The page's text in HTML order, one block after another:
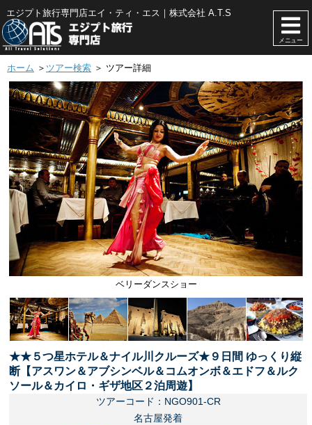
エジプト旅行専門店エイ・ティ・エス｜株式会社 A.T.S
メニュー
ホーム ＞ ツアー検索 ＞ ツアー詳細
★★５つ星ホテル＆ナイル川クルーズ★９日間 ゆっくり縦
断【アスワン＆アブシンベル＆コムオンボ＆エドフ＆ルク
ソール＆カイロ・ギザ地区２泊周遊】
ツアーコード：NGO901-CR
名古屋発着